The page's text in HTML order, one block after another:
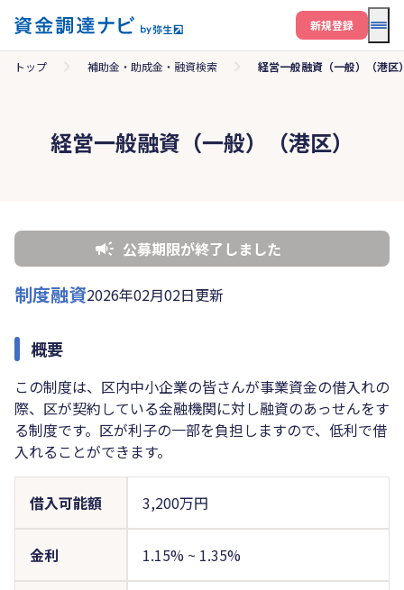
メ
新規登録
トップ 補助金・助成金・融資検索 経営一般融資（一般）（港区
経営一般融資（一般）（港区）
公募期限が終了しました
制度融資2026年02月02日更新
概要
この制度は、区内中小企業の皆さんが事業資金の借入れの
際、区が契約している金融機関に対し融資のあっせんをす
る制度です。区が利子の一部を負担しますので、低利で借
入れることができます。
借入可能額 3,200万円
金利 1.15% ~ 1.35%